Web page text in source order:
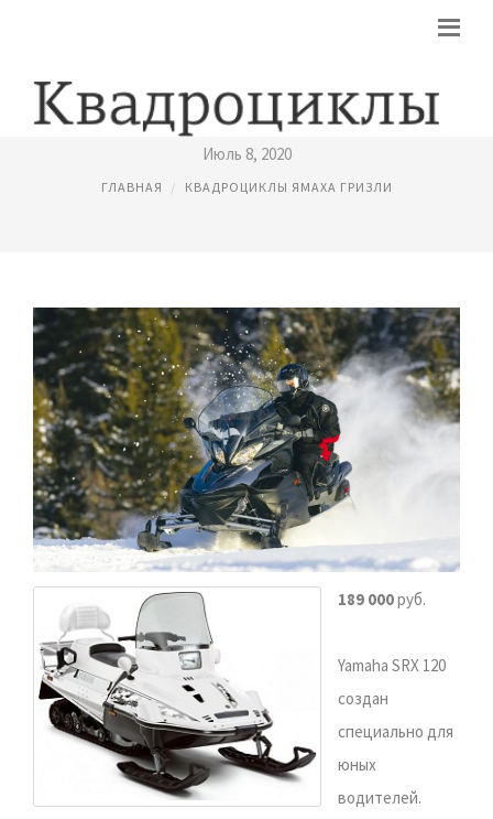
ЯМАХА СНЕГОХОДЫ
Июль 8, 2020
ГЛАВНАЯ КВАДРОЦИКЛЫ ЯМАХА ГРИЗЛИ
189 000руб.
Yamaha SRX 120
создан
специально для
юных
водителей.